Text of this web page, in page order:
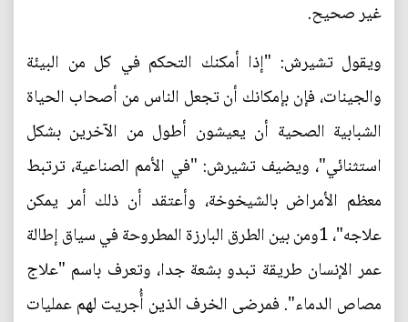
غير صحيح.
ويقول تشيرش: "إذا أمكنك التحكم في كل من البيئة
والجينات، فإن بإمكانك أن تجعل الناس من أصحاب الحياة
الشبابية الصحية أن يعيشون أطول من الآخرين بشكل
استثنائي"، ويضيف تشيرش: "في الأمم الصناعية، ترتبط
معظم الأمراض بالشيخوخة، وأعتقد أن ذلك أمر يمكن
علاجه"، 1ومن بين الطرق البارزة المطروحة في سياق إطالة
عمر الإنسان طريقة تبدو بشعة جدا، وتعرف باسم "علاج
مصاص الدماء". فمرضى الخرف الذين أُجريت لهم عمليات